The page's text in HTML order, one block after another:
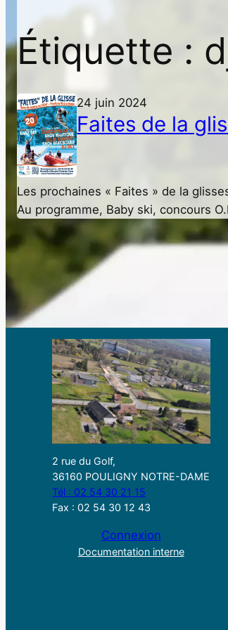
Étiquette :
24 juin 2024
Faites de la
Les prochaines « Faites » de la
Au programme, Baby ski, concours
2 rue du Golf,
36160 POULIGNY NOTRE-DAME
Tél : 02 54 30 21 15
Fax : 02 54 30 12 43
Connexion
Documentation interne